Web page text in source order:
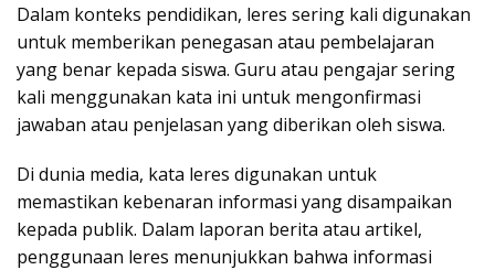
Dalam konteks pendidikan, leres sering kali digunakan
untuk memberikan penegasan atau pembelajaran
yang benar kepada siswa. Guru atau pengajar sering
kali menggunakan kata ini untuk mengonfirmasi
jawaban atau penjelasan yang diberikan oleh siswa.
Di dunia media, kata leres digunakan untuk
memastikan kebenaran informasi yang disampaikan
kepada publik. Dalam laporan berita atau artikel,
penggunaan leres menunjukkan bahwa informasi